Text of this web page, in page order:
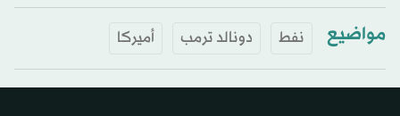
مواضيع نفط دونالد ترمب أميركا